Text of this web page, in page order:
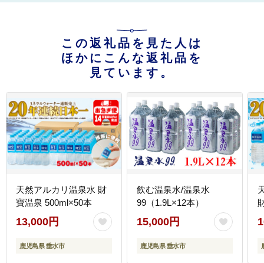
この返礼品を見た人は
ほかにこんな返礼品を
見ています。
天然アルカリ温泉水 財
寶温泉 500ml×50本
13,000円
鹿児島県 垂水市
飲む温泉水/温泉水
99（1.9L×12本）
15,000円
鹿児島県 垂水市